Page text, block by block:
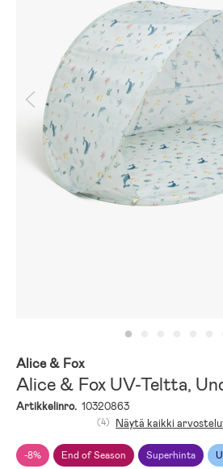
Alice & Fox
Alice & Fox UV-Teltta,
Artikkelinro. 10320863
-8% End of Season Superhinta
(4) Näytä kaikki